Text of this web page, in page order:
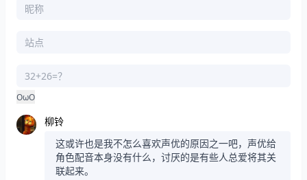
OωO
柳铃
这或许也是我不怎么喜欢声优的原因之一吧，声优给
角色配音本身没有什么，讨厌的是有些人总爱将其关
联起来。